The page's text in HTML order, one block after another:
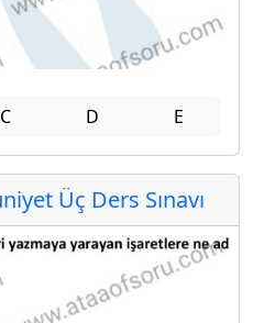
C D E
Üç Ders Sınavı